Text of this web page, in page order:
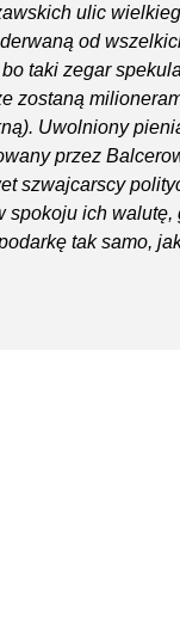
ulic
od
taki zegar
zostaną
Uwolniony
przez
szwajcarscy
spokoju ich
tak samo,